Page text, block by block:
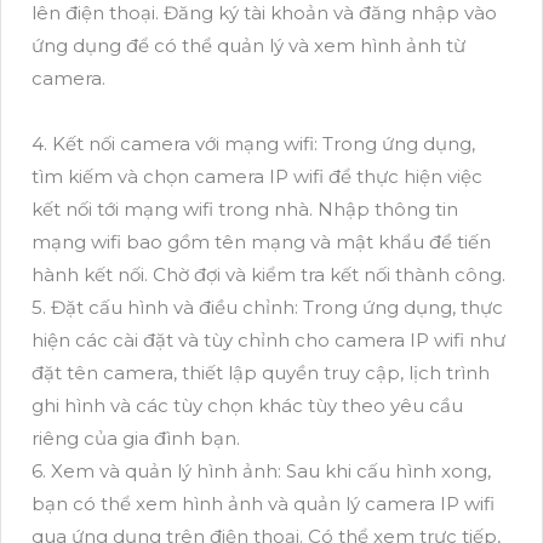
lên điện thoại. Đăng ký tài khoản và đăng nhập vào
ứng dụng để có thể quản lý và xem hình ảnh từ
camera.
4. Kết nối camera với mạng wifi: Trong ứng dụng,
tìm kiếm và chọn camera IP wifi để thực hiện việc
kết nối tới mạng wifi trong nhà. Nhập thông tin
mạng wifi bao gồm tên mạng và mật khẩu để tiến
hành kết nối. Chờ đợi và kiểm tra kết nối thành công.
5. Đặt cấu hình và điều chỉnh: Trong ứng dụng, thực
hiện các cài đặt và tùy chỉnh cho camera IP wifi như
đặt tên camera, thiết lập quyền truy cập, lịch trình
ghi hình và các tùy chọn khác tùy theo yêu cầu
riêng của gia đình bạn.
6. Xem và quản lý hình ảnh: Sau khi cấu hình xong,
bạn có thể xem hình ảnh và quản lý camera IP wifi
qua ứng dụng trên điện thoại. Có thể xem trực tiếp,